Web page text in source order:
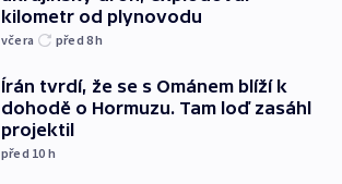
kilometr od plynovodu
včera před 8h
Írán tvrdí, že se s Ománem blíží k
dohodě o Hormuzu. Tam loď zasáhl
projektil
před 10 h